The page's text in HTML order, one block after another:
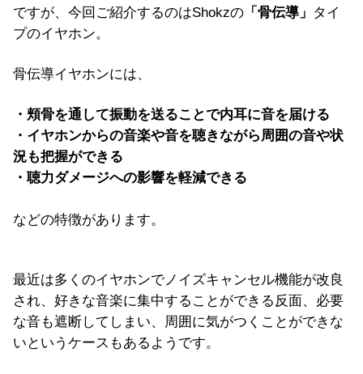
ですが、今回ご紹介するのはShokzの 「骨伝導」 タイ
プのイヤホン。
骨伝導イヤホンには、
・頬骨を通して振動を送ることで内耳に音を届ける
・イヤホンからの音楽や音を聴きながら周囲の音や状
況も把握ができる
・聴力ダメージへの影響を軽減できる
などの特徴があります。
最近は多くのイヤホンでノイズキャンセル機能が改良
され、好きな音楽に集中することができる反面、必要
な音も遮断してしまい、周囲に気がつくことができな
いというケースもあるようです。